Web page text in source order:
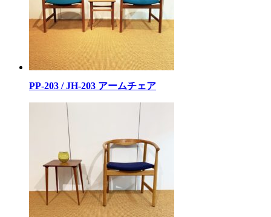
PP-203 / JH-203 アームチェア